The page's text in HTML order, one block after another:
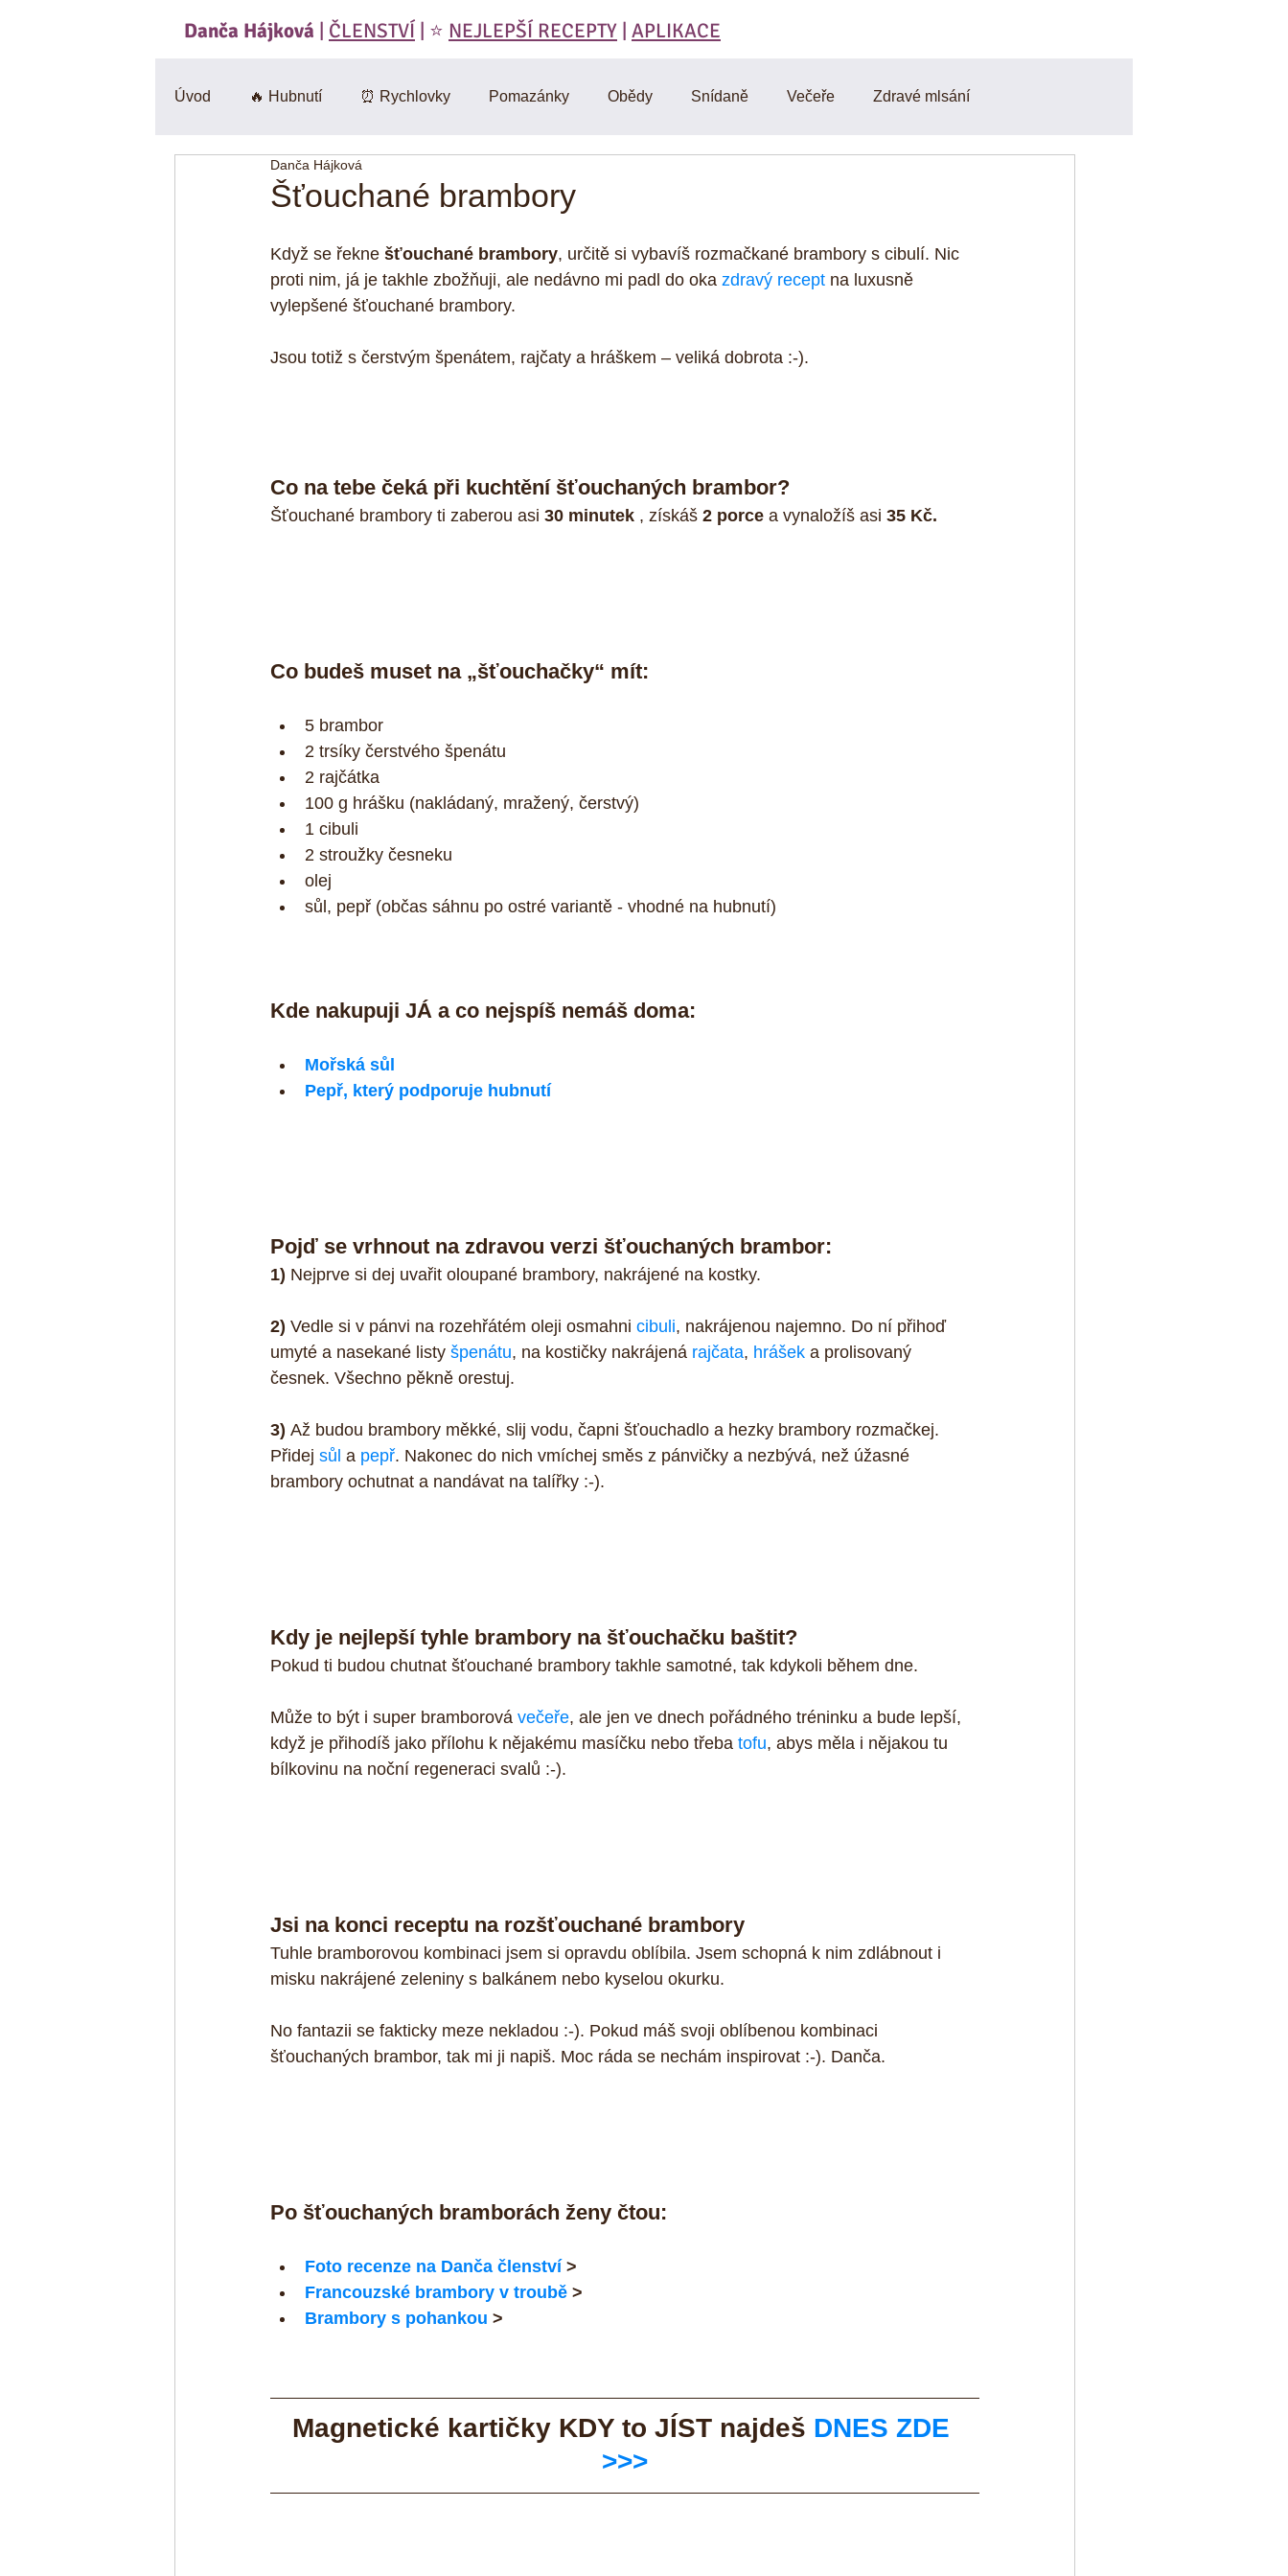
Danča Hájková | ČLENSTVÍ | ⭐️ NEJLEPŠÍ RECEPTY | APLIKACE
Úvod 🔥 Hubnutí ⏰ Rychlovky Pomazánky Obědy Snídaně Večeře Zdravé mlsání
🍄 Houby
BEZlepkové 🎃 Dýně RAW Cviceni a hubnuti Denik D-články Muffiny Odpoledni svačiny
Šťouchané brambory
Danča Hájková
Když se řekne šťouchané brambory, určitě si vybavíš rozmačkané brambory s cibulí. Nic
proti nim, já je takhle zbožňuji, ale nedávno mi padl do oka zdravý recept na luxusně
vylepšené šťouchané brambory.
Jsou totiž s čerstvým špenátem, rajčaty a hráškem – veliká dobrota :-).
Co na tebe čeká při kuchtění šťouchaných brambor?
Šťouchané brambory ti zaberou asi 30 minutek , získáš 2 porce a vynaložíš asi 35 Kč.
Co budeš muset na „šťouchačky“ mít:
5 brambor
2 trsíky čerstvého špenátu
2 rajčátka
100 g hrášku (nakládaný, mražený, čerstvý)
1 cibuli
2 stroužky česneku
olej
sůl, pepř (občas sáhnu po ostré variantě - vhodné na hubnutí)
Kde nakupuji JÁ a co nejspíš nemáš doma:
Mořská sůl
Pepř, který podporuje hubnutí
Pojď se vrhnout na zdravou verzi šťouchaných brambor:
1) Nejprve si dej uvařit oloupané brambory, nakrájené na kostky.
2) Vedle si v pánvi na rozehřátém oleji osmahni cibuli, nakrájenou najemno. Do ní přihoď
umyté a nasekané listy špenátu, na kostičky nakrájená rajčata, hrášek a prolisovaný
česnek. Všechno pěkně orestuj.
3) Až budou brambory měkké, slij vodu, čapni šťouchadlo a hezky brambory rozmačkej.
Přidej sůl a pepř. Nakonec do nich vmíchej směs z pánvičky a nezbývá, než úžasné
brambory ochutnat a nandávat na talířky :-).
Kdy je nejlepší tyhle brambory na šťouchačku baštit?
Pokud ti budou chutnat šťouchané brambory takhle samotné, tak kdykoli během dne.
Může to být i super bramborová večeře, ale jen ve dnech pořádného tréninku a bude lepší,
když je přihodíš jako přílohu k nějakému masíčku nebo třeba tofu, abys měla i nějakou tu
bílkovinu na noční regeneraci svalů :-).
Jsi na konci receptu na rozšťouchané brambory
Tuhle bramborovou kombinaci jsem si opravdu oblíbila. Jsem schopná k nim zdlábnout i
misku nakrájené zeleniny s balkánem nebo kyselou okurku.
No fantazii se fakticky meze nekladou :-). Pokud máš svoji oblíbenou kombinaci
šťouchaných brambor, tak mi ji napiš. Moc ráda se nechám inspirovat :-). Danča.
Po šťouchaných bramborách ženy čtou:
Foto recenze na Danča členství >
Francouzské brambory v troubě >
Brambory s pohankou >
Magnetické kartičky KDY to JÍST najdeš DNES ZDE
>>>